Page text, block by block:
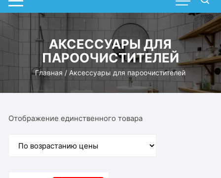
АКСЕССУАРЫ ДЛЯ
ПАРООЧИСТИТЕЛЕЙ
Главная / Аксессуары для пароочистителей
Отображение единственного товара